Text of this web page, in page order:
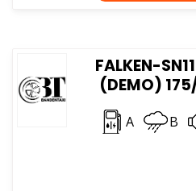
FALKEN-
(DEMO)
A B